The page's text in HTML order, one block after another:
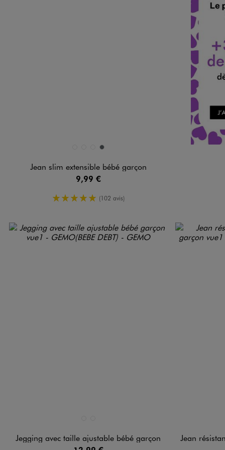
BLEU STANDARD
BLEU STANDARD
NOIR STANDARD
STONE
Jean slim extensible bébé garçon
9,99 €
5/5 de moyenne
(102 avis)
Jegging avec taille ajustable bébé garçon
Disponible
Jean